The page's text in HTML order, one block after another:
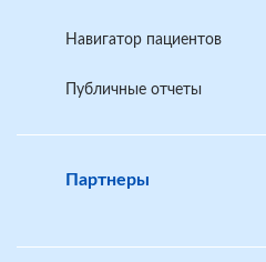
Навигатор пациентов
Публичные отчеты
Партнеры